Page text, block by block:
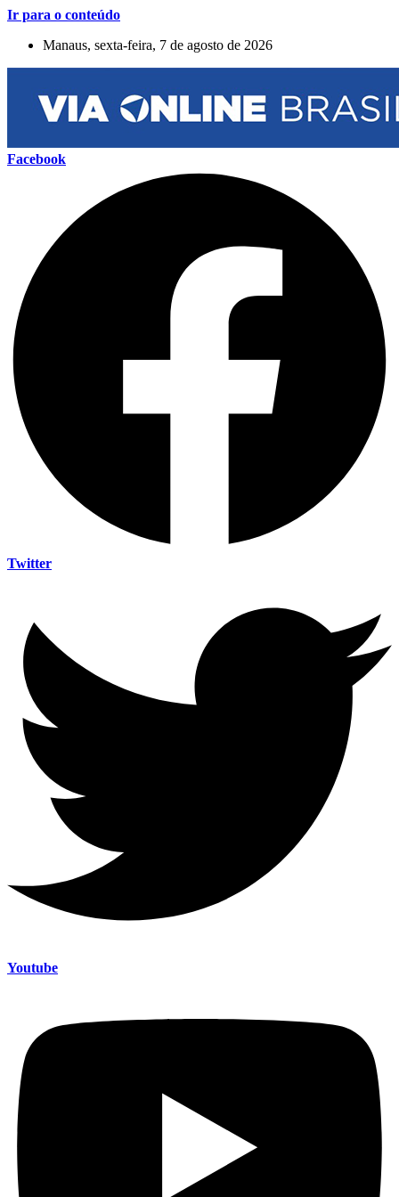
Ir para o conteúdo
Manaus, sexta-feira, 7 de agosto de 2026
Facebook
Twitter
Youtube